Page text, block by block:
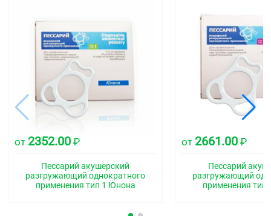
от 2352.00 ₽
Пессарий акушерский
разгружающий однократного
применения тип 1 Юнона
от 2661.00 ₽
Пессарий
разгружающий
применения тип